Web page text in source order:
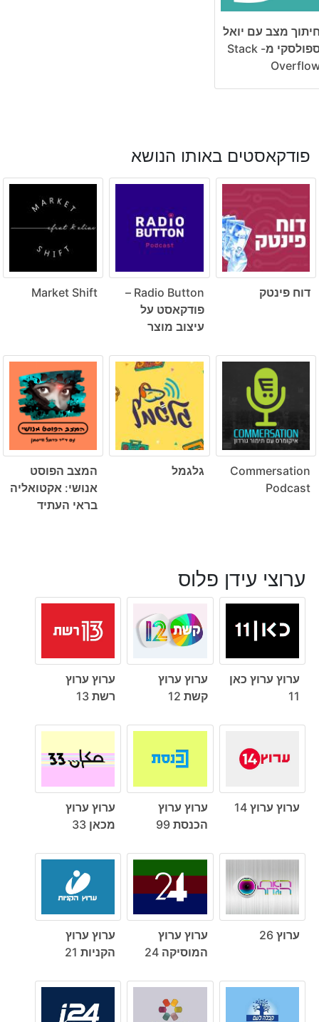
מצב עם יואל
ספולסקי מ- Stack
פודקאסטים באותו הנושא
דוח פינטק
Radio Button –
פודקאסט על
עיצוב מוצר
Market Shift
Commersation
Podcast
גלגמל
המצב הפוסט
אנושי: אקטואליה
בראי העתיד
ערוצי עידן פלוס
ערוץ ערוץ כאן
11
ערוץ ערוץ
קשת 12
ערוץ ערוץ
רשת 13
ערוץ ערוץ 14
ערוץ ערוץ
הכנסת 99
ערוץ ערוץ
מכאן 33
ערוץ 26
ערוץ ערוץ
המוסיקה 24
ערוץ ערוץ
הקניות 21